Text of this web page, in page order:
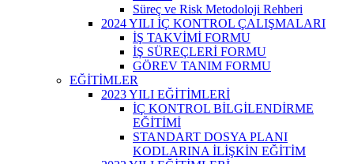
Süreç ve Risk Metodoloji Rehberi
2024 YILI İÇ KONTROL ÇALIŞMALARI
İŞ TAKVİMİ FORMU
İŞ SÜREÇLERİ FORMU
GÖREV TANIM FORMU
EĞİTİMLER
2023 YILI EĞİTİMLERİ
İÇ KONTROL BİLGİLENDİRME
EĞİTİMİ
STANDART DOSYA PLANI
KODLARINA İLİŞKİN EĞİTİM